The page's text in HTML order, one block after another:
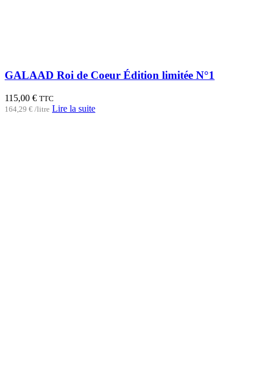
GALAAD Roi de Coeur Édition limitée N°1
115,00 € TTC
164,29 € /litre Lire la suite